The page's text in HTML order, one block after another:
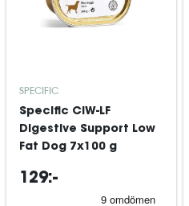
SPECIFIC
Specific CIW-LF
Digestive Support Low
Fat Dog 7x100 g
129:-